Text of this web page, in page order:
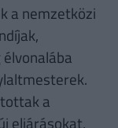
a nemzetközi
a
eljárásokat,